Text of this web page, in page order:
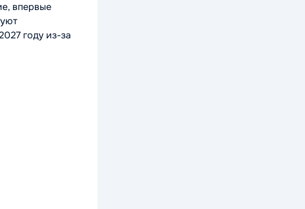
впервые
году из-за